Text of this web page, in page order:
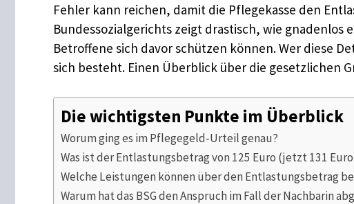
Fehler kann reichen, damit die Pflegekasse den
Bundessozialgerichts zeigt drastisch, wie gnadenlos
Betroffene sich davor schützen können. Wer diese
sich besteht. Einen Überblick über die gesetzlichen
Die wichtigsten Punkte im Überblick
Worum ging es im Pflegegeld-Urteil genau?
Was ist der Entlastungsbetrag von 125 Euro (jetzt 131
Welche Leistungen können über den Entlastungsbetrag
Warum hat das BSG den Anspruch im Fall der Nachbarin